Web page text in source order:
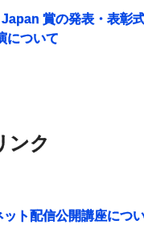
賞の発表・表彰
について
ンク
ット配信公開講座につ